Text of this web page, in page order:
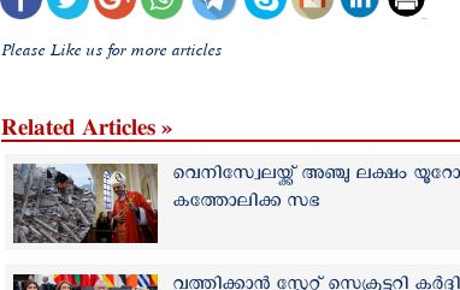
Please Like us for more articles
Related Articles »
വെനിസ്വേലയ്ക്ക് അഞ്ചു ലക്ഷം
കത്തോലിക്ക സഭ